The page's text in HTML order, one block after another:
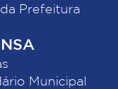
Prefeitura
Municipal